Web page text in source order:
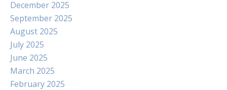
December 2025
September 2025
August 2025
July 2025
June 2025
March 2025
February 2025